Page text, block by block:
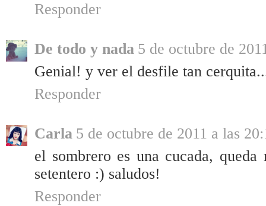
Responder
De todo y nada 5 de octubre de
Genial! y ver el desfile tan
Responder
Carla 5 de octubre de 2011 a las
el sombrero es una cucada,
setentero :) saludos!
Responder